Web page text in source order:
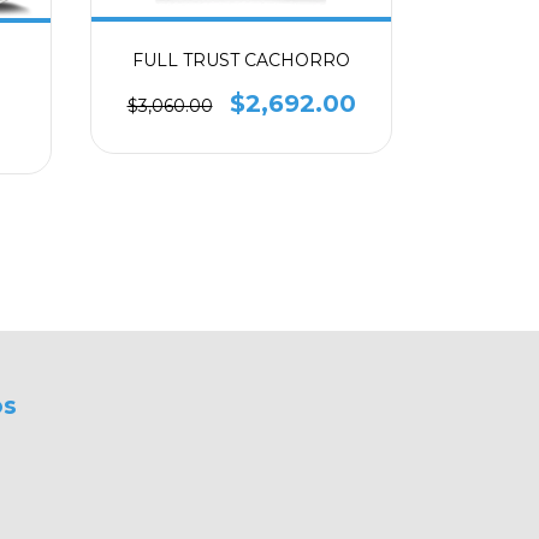
FULL TRUST CACHORRO
$3,060.00 $2,692.00